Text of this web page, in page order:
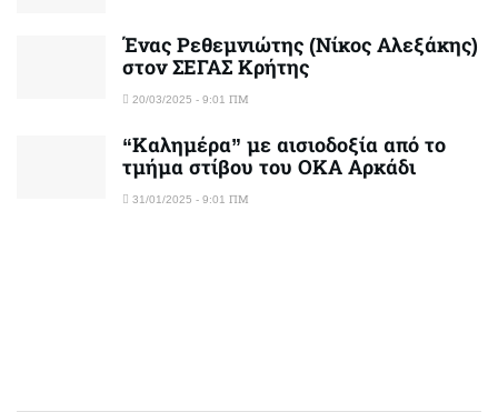
Ένας Ρεθεμνιώτης (Νίκος Αλεξάκης)
στον ΣΕΓΑΣ Κρήτης
20/03/2025 - 9:01 ΠΜ
“Καλημέρα” με αισιοδοξία από το
τμήμα στίβου του ΟΚΑ Αρκάδι
31/01/2025 - 9:01 ΠΜ